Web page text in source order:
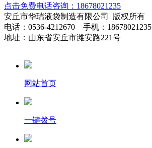
点击免费电话咨询：18678021235
安丘市华瑞液袋制造有限公司 版权所有
电话：0536-4212670 手机：18678021235
地址：山东省安丘市潍安路221号
网站首页
一键拨号